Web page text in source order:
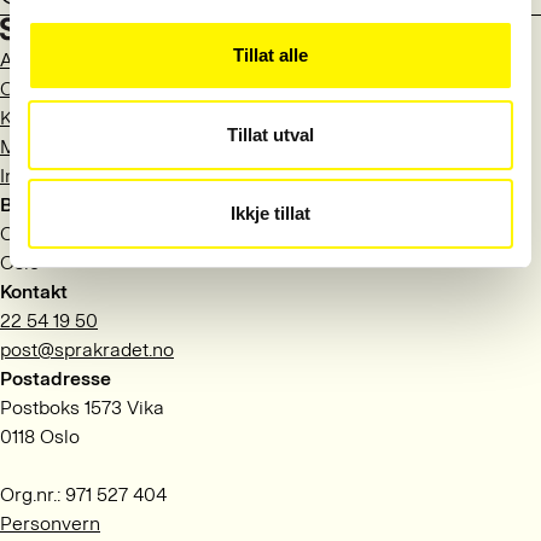
Tillat alle
Tillat utval
Ikkje tillat
Aktuelt
Om Språkrådet
Kontakt
Meld deg på nyhetsbrev
Information in English
Besøksadresse
Observatoriegata 1 B
Oslo
Kontakt
22 54 19 50
post@sprakradet.no
Postadresse
Postboks 1573 Vika
0118 Oslo
Org.nr.: 971 527 404
Personvern